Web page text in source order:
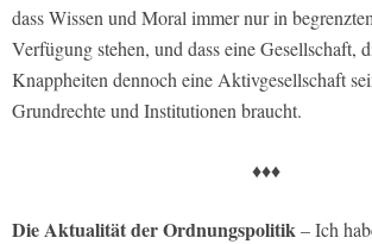
dass Wissen und Moral immer nur in
Verfügung stehen, und dass eine Gesellschaft,
Knappheiten dennoch eine Aktivgesellschaft
Grundrechte und Institutionen braucht.
♦♦♦
Die Aktualität der Ordnungspolitik– Ich